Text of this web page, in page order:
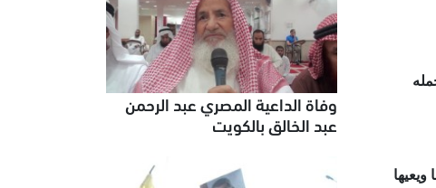
وفاة الداعية المصري عبد الرحمن
عبد الخالق بالكويت